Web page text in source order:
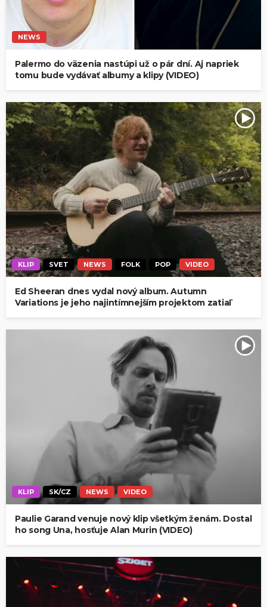
NEWS
Palermo do väzenia nastúpi už o pár dní. Aj napriek
tomu bude vydávať albumy a klipy (VIDEO)
KLIP SVET NEWS FOLK POP VIDEO
Ed Sheeran dnes vydal nový album. Autumn
Variations je jeho najintímnejším projektom zatiaľ
KLIP SK/CZ NEWS VIDEO
Paulie Garand venuje nový klip všetkým ženám. Dostal
ho song Una, hosťuje Alan Murin (VIDEO)